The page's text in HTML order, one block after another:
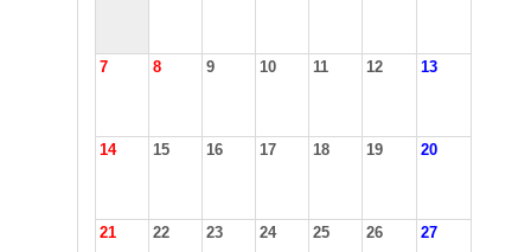
7 8 9 10 11 12 13
14 15 16 17 18 19 20
21 22 23 24 25 26 27